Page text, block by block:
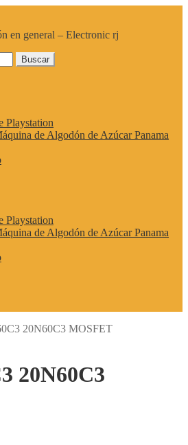
en general – Electronic rj
Buscar
Playstation
de Algodón de Azúcar Panama
Playstation
de Algodón de Azúcar Panama
20N60C3 MOSFET
20N60C3